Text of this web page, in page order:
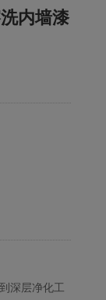
内墙漆
深层净化工